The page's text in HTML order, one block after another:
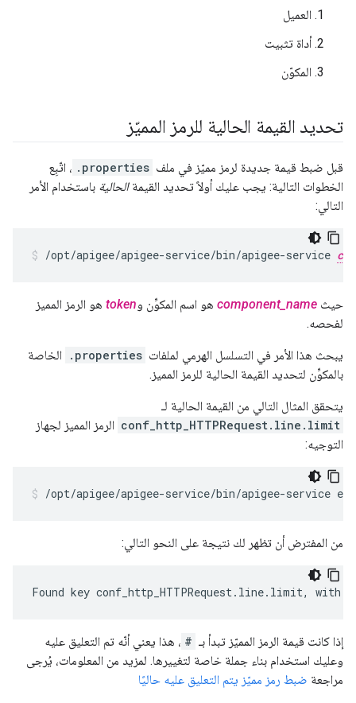
العميل
أداة تثبيت
المكوّن
تحديد القيمة الحالية للرمز المميّز
قبل ضبط قيمة جديدة لرمز مميّز في ملف .properties ، اتّبِع
الخطوات التالية: يجب عليك أولاً تحديد القيمةالحالية باستخدام الأمر
التالي:
/opt/apigee/apigee-service/bin/apigee-service
حيث component_name هو اسم المكوِّن وtoken هو الرمز المميز
لفحصه.
يبحث هذا الأمر في التسلسل الهرمي لملفات .properties
الخاصة
بالمكوِّن لتحديد القيمة الحالية للرمز المميز.
يتحقق المثال التالي من القيمة الحالية لـ
conf_http_HTTPRequest.line.limit الرمز المميز لجهاز
التوجيه:
/opt/apigee/apigee-service/bin/apigee-service
من المفترض أن تظهر لك نتيجة على النحو التالي:
Found key conf_http_HTTPRequest.line.limit,
إذا كانت قيمة الرمز المميّز تبدأ بـ # ، هذا يعني أنّه تم التعليق عليه
وعليك استخدام بناء جملة خاصة لتغييرها. لمزيد من المعلومات، يُرجى
مراجعة ضبط رمز مميّز يتم التعليق عليه حاليًا